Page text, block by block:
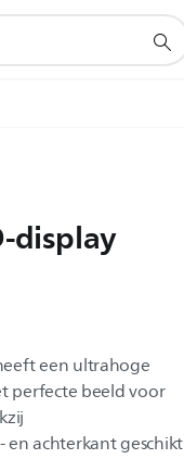
display
een ultrahoge
perfecte beeld voor
achterkant geschikt